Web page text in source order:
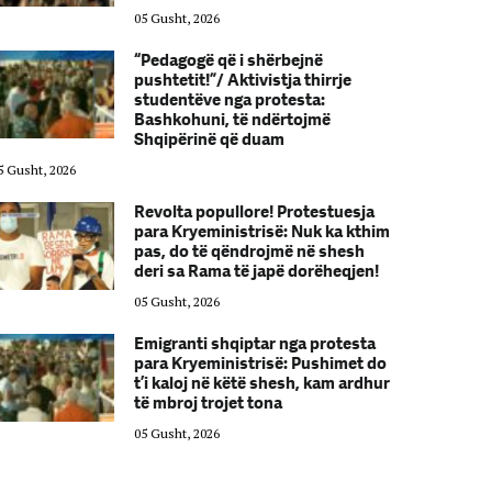
05 Gusht, 2026
“Pedagogë që i shërbejnë
pushtetit!”/ Aktivistja thirrje
studentëve nga protesta:
Bashkohuni, të ndërtojmë
Shqipërinë që duam
Gusht, 2026
Revolta popullore! Protestuesja
para Kryeministrisë: Nuk ka kthim
pas, do të qëndrojmë në shesh
deri sa Rama të japë dorëheqjen!
05 Gusht, 2026
Emigranti shqiptar nga protesta
para Kryeministrisë: Pushimet do
t’i kaloj në këtë shesh, kam ardhur
të mbroj trojet tona
05 Gusht, 2026